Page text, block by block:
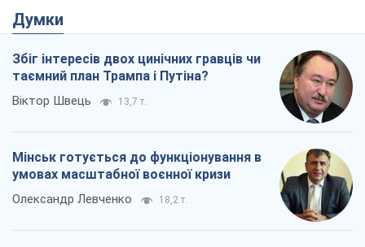
Думки
Збіг інтересів двох цинічних гравців чи
таємний план Трампа і Путіна?
Віктор Швець 13,7 т.
Мінськ готується до функціонування в
умовах масштабної воєнної кризи
Олександр Левченко 18,2 т.